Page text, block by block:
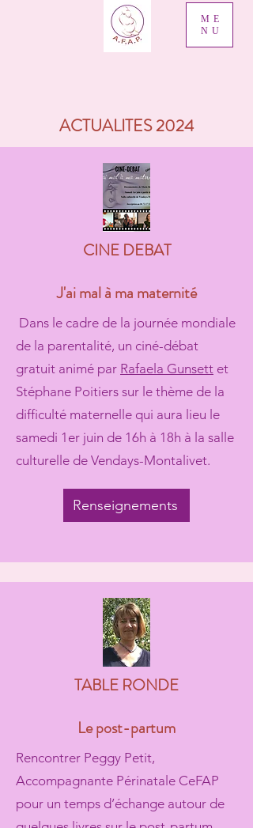
ME
NU
ACTUALITES 2024
CINE DEBAT
J'ai mal à ma maternité
Dans le cadre de la journée mondiale
de la parentalité, un ciné-débat
gratuit animé par Rafaela Gunsett et
Stéphane Poitiers sur le thème de la
difficulté maternelle qui aura lieu le
samedi 1er juin de 16h à 18h à la salle
culturelle de Vendays-Montalivet.
Renseignements
TABLE RONDE
Le post-partum
Rencontrer Peggy Petit,
Accompagnante Périnatale CeFAP
pour un temps d’échange autour de